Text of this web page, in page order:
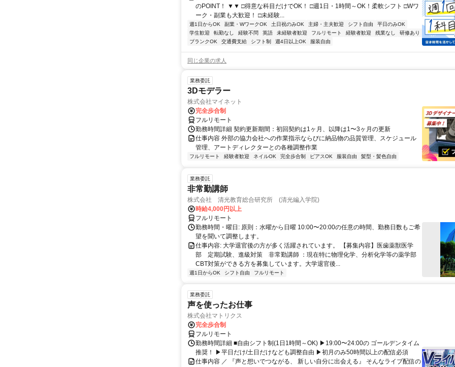
のPOINT！ ▼▼ □得意な科目だけでOK！ □週1日・1時間～OK！柔軟シフト □Wワ
ーク・副業も大歓迎！ □未経験...
週1日からOK 副業・WワークOK 土日祝のみOK 主婦・主夫歓迎 シフト自由
平日のみOK
学生歓迎
転勤なし 経験不問 英語 未経験者歓迎 フルリモート 経験者歓迎 残業なし
研修あり
ブランクOK
交通費支給 シフト制 週4日以上OK 服装自由
同じ企業の求人
業務委託
3Dモデラー
株式会社マイネット
完全歩合制
フルリモート
勤務時間詳細 契約更新期間：初回契約は1ヶ月、以降は1〜3ヶ月の更新
仕事内容 外部の協力会社への作業指示ならびに納品物の品質管理、スケジュール
管理、アートディレクターとの各種調整作業
フルリモート 経験者歓迎 ネイルOK 完全歩合制 ピアスOK 服装自由 髪型・髪色自由
業務委託
非常勤講師
株式会社 清光教育総合研究所 (清光編入学院)
時給4,000円以上
フルリモート
勤務時間・曜日: 原則：水曜から日曜 10:00〜20:00の任意の時間、勤務日数もご希
望を聞いて調整します。
仕事内容: 大学退官後の方が多く活躍されています。 【募集内容】医歯薬獣医学
部 定期試験、進級対策 非常勤講師 ：現在特に物理化学、分析化学等の薬学部
CBT対策ができる方を募集しています。大学退官後...
週1日からOK シフト自由 フルリモート
業務委託
声を使ったお仕事
株式会社マトリクス
完全歩合制
フルリモート
勤務時間詳細 ■自由シフト制(1日1時間～OK) ▶19:00〜24:00の ゴールデンタイム
推奨！ ▶平日だけ/土日だけなども調整自由 ▶初月のみ50時間以上の配信必須
仕事内容 ／ 『声と想いでつながる、 新しい自分に出会える』 そんなライブ配信の